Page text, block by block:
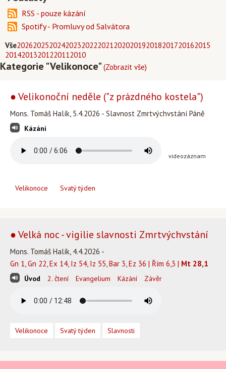
Vše202620252024202320222021202020192018201720162015
20142013201220112010
Kategorie "Velikonoce"(Zobrazit vše)
● Velikonoční neděle ("z prázdného kostela")
Mons. Tomáš Halík, 5.4.2026 - Slavnost Zmrtvýchvstání Páně
Kázání
videozáznam
Velikonoce Svatý týden
● Velká noc - vigilie slavnosti Zmrtvýchvstání
Mons. Tomáš Halík, 4.4.2026 -
Gn 1, Gn 22, Ex 14, Iz 54, Iz 55, Bar 3, Ez 36 | Řím 6,3 | Mt 28,1
Úvod 2. čtení Evangelium Kázání Závěr
Velikonoce Svatý týden Slavnosti
RSS - pouze kázání
Spotify - Promluvy od Salvátora